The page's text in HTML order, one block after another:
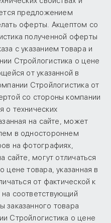
предложением
оферты. Акцептом со
полученной оферты
с указанием товара и
Стройлогистика о цене
от указанной в
Стройлогистика от
со стороны компании
о технических
на сайте, может
в одностороннем
на фотографиях,
сайте, могут отличаться
товара, указанная в
от фактической к
соответствующий
товара
Стройлогистика о цене